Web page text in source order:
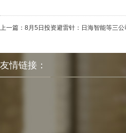
上一篇： 8月5日投资避雷针：日海智能等三
友情链接：